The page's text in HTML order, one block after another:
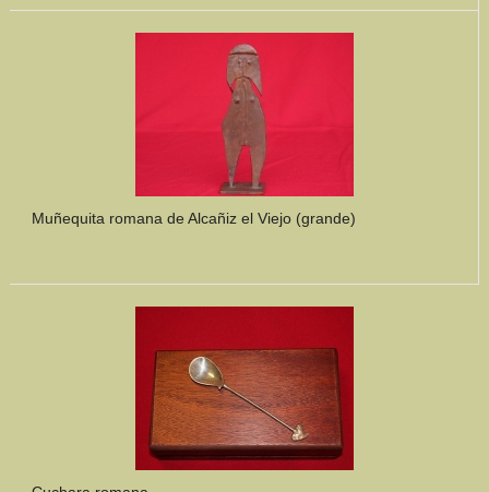
Muñequita romana de Alcañiz el Viejo (grande)